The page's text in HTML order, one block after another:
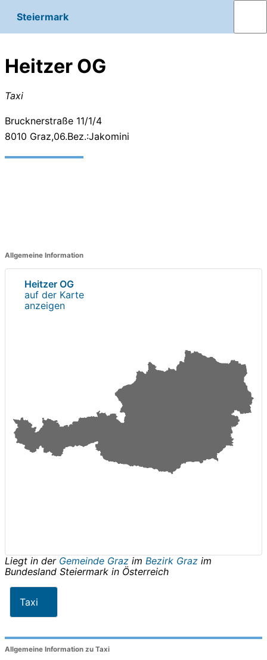
Steiermark
Heitzer OG
Taxi
Brucknerstraße 11/1/4
8010 Graz,06.Bez.:Jakomini
Allgemeine Information
Heitzer OG
auf der Karte
anzeigen
Liegt in der Gemeinde Graz im Bezirk Graz im
Bundesland Steiermark in Österreich
Taxi
Allgemeine Information zu Taxi